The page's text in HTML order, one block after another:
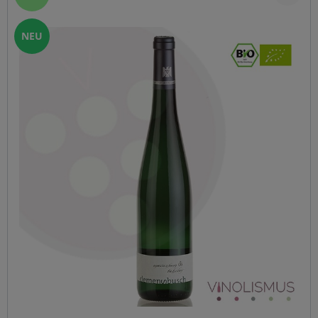
vielschichtiger präsentieren und großes Lagerpotential
betörenden Duft von reifen Weinberg Pfirsichen, gelben
Äpfel und weißen Blüten. Am Gaumen dominiert eine
hochreife frische Frucht die von einer feinen
Säurestruktur begleitet wird. Er ist saftig mit einer
präsenten Fülle, Tiefgang und mit einem eleganten
endlosen Abgang. Trinken: 2020 -2030 Presse: Robert
Parker - 94PP Mosel fine Wines - 93P Falstaff Wine Guide -
95 P
NEU